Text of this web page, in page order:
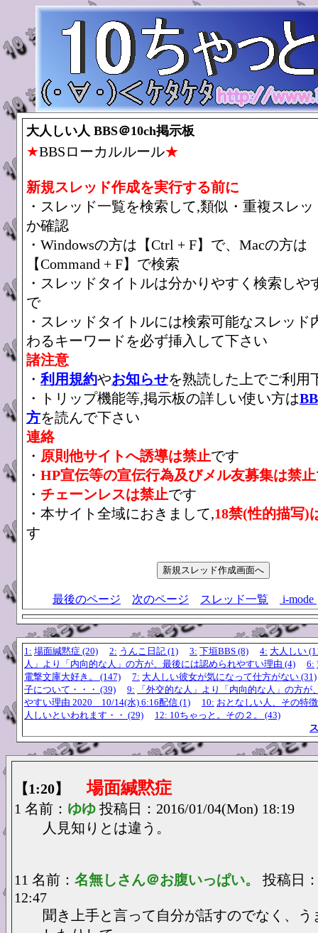
大人しい人 BBS＠10ch掲示板
★BBSローカルルール★
新規スレッド作成を実行する前に
・スレッド一覧を検索して,類似・重複スレ
か確認
・Windowsの方は【Ctrl + F】で、Macの方は
【Command + F】で検索
・スレッドタイトルは分かりやすく検索しや
で
・スレッドタイトルには検索可能なスレッド
わるキーワードを必ず挿入して下さい
諸注意
・利用規約やお知らせを熟読した上でご利用
・トリップ機能等,掲示板の詳しい使い方は
方を読んで下さい
連絡
・ 原則他サイトへ誘導は禁止です
・ HP宣伝等の宣伝行為及びメル友募集は禁止
・ チェーンレスは禁止です
・本サイト全域におきまして,18禁(性的描写)
す
最後のページ 次のページ スレッド一覧 i-mode
1: 場面緘黙症 (20) 2: うんこ日記 (1) 3: 下垣BBS (8) 4: 大人しい
人」より「内向的な人」の方が、最後には認められやすい理由 (4)
6:
電撃文庫大好き。 (147)
7: 大人しい彼女が気になって仕方がない (31)
子について・・・ (39)
9:
「外交的な人」より「内向的な人」の方が
やすい理由 2020 10/14(水) 6:16配信 (1)
10: おとなしい人、その特
人しいといわれます・・ (29)
12: 10ちゃっと。その２。 (43)
【1:20】場面緘黙症
1 名前： ゆゆ 投稿日：2016/01/04(Mon) 18:19
人見知りとは違う。
11 名前： 名無しさん＠お腹いっぱい。 投稿日
12:47
聞き上手と言って自分が話すのでなく、う